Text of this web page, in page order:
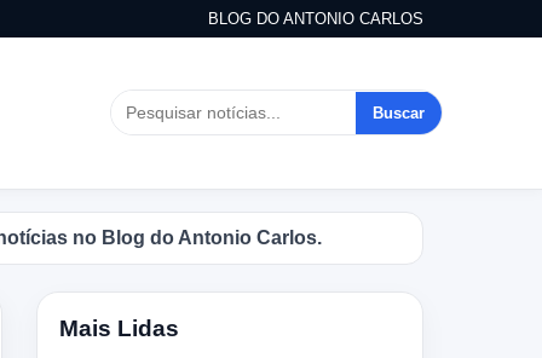
BLOG DO ANTONIO CARLOS
Buscar
no Blog do Antonio Carlos.
Mais Lidas